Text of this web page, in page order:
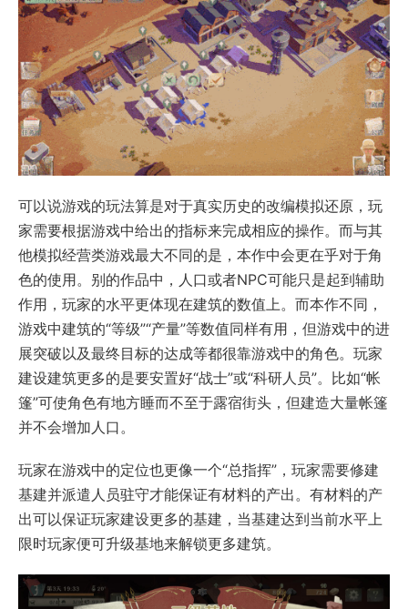
可以说游戏的玩法算是对于真实历史的改编模拟还原，玩
家需要根据游戏中给出的指标来完成相应的操作。而与其
他模拟经营类游戏最大不同的是，本作中会更在乎对于角
色的使用。别的作品中，人口或者NPC可能只是起到辅助
作用，玩家的水平更体现在建筑的数值上。而本作不同，
游戏中建筑的“等级”“产量”等数值同样有用，但游戏中的进
展突破以及最终目标的达成等都很靠游戏中的角色。玩家
建设建筑更多的是要安置好“战士”或“科研人员”。比如“帐
篷”可使角色有地方睡而不至于露宿街头，但建造大量帐篷
并不会增加人口。
玩家在游戏中的定位也更像一个“总指挥”，玩家需要修建
基建并派遣人员驻守才能保证有材料的产出。有材料的产
出可以保证玩家建设更多的基建，当基建达到当前水平上
限时玩家便可升级基地来解锁更多建筑。